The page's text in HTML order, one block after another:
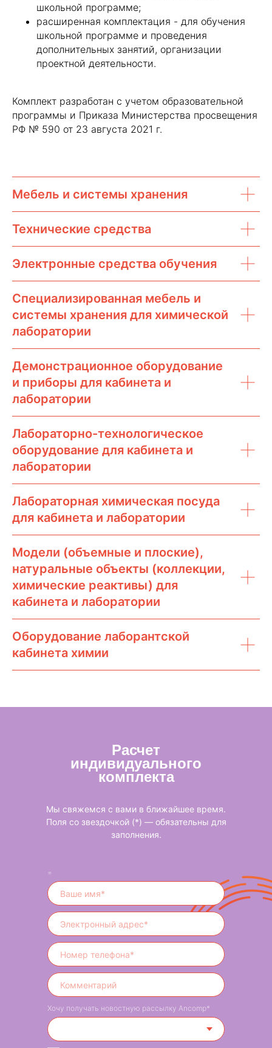
школьной программе;
расширенная комплектация - для обучения
школьной программе и проведения
дополнительных занятий, организации
проектной деятельности.
Комплект разработан с учетом образовательной
программы и Приказа Министерства просвещения
РФ № 590 от 23 августа 2021 г.
Мебель и системы хранения
Технические средства
Электронные средства обучения
Специализированная мебель и
системы хранения для химической
лаборатории
Демонстрационное оборудование
и приборы для кабинета и
лаборатории
Лабораторно-технологическое
оборудование для кабинета и
лаборатории
Лабораторная химическая посуда
для кабинета и лаборатории
Модели (объемные и плоские),
натуральные объекты (коллекции,
химические реактивы) для
кабинета и лаборатории
Оборудование лаборантской
кабинета химии
=
Хочу получать новостную рассылку Ancomp*
Мы свяжемся с вами в ближайшее время.
Поля со звездочкой (*) — обязательны для
заполнения.
Расчет
индивидуального
комплекта